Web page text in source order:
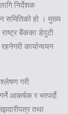
निर्देशक
समितिको हो । मुख्य
बैंकका डेपुटी
कार्यान्वयन
गरी
आकर्षक र भरपर्दो
तथा